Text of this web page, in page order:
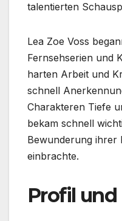
talentierten
Lea Zoe Voss
Fernsehserien und
harten Arbeit und
schnell
Charakteren Tiefe
bekam schnell
Bewunderung ihrer
einbrachte.
Profil